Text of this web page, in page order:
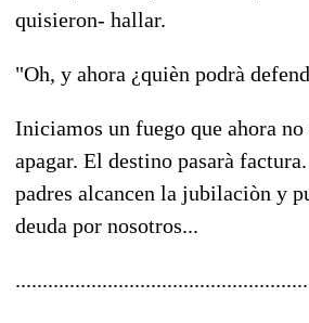
quisieron- hallar.
"Oh, y ahora ¿quièn podrà
Iniciamos un fuego que ahora no
apagar. El destino pasarà
padres alcancen la jubilaciòn y
deuda por nosotros...